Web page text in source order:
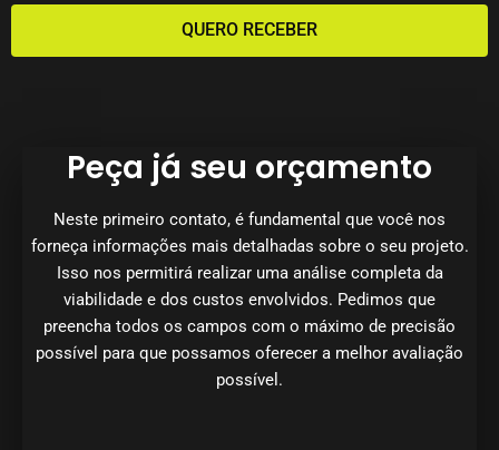
QUERO RECEBER
Peça já seu orçamento
Neste primeiro contato, é fundamental que você nos
forneça informações mais detalhadas sobre o seu projeto.
Isso nos permitirá realizar uma análise completa da
viabilidade e dos custos envolvidos. Pedimos que
preencha todos os campos com o máximo de precisão
possível para que possamos oferecer a melhor avaliação
possível.